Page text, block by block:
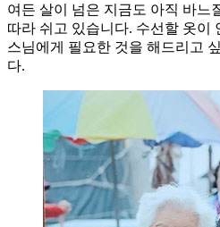
여든 살이 넘은 지금도 아직 바느
따라 쉬고 있습니다. 수선할 옷이
스님에게 필요한 것을 해드리고
다.